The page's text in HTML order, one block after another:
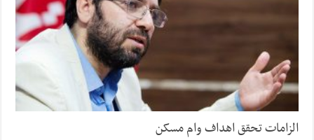
الزامات تحقق اهداف وام مسکن